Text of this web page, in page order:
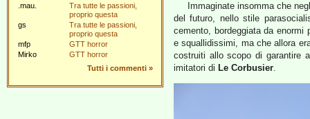
.mau.
Tra tutte le passioni,
proprio questa
gs
Tra tutte le passioni,
proprio questa
mfp
GTT horror
Mirko
GTT horror
Tutti i commenti »
Immaginate insomma che
del futuro, nello stile
cemento, bordeggiata da enormi
e squallidissimi, ma che allora
costruiti allo scopo di garantire
imitatori di Le Corbusier.